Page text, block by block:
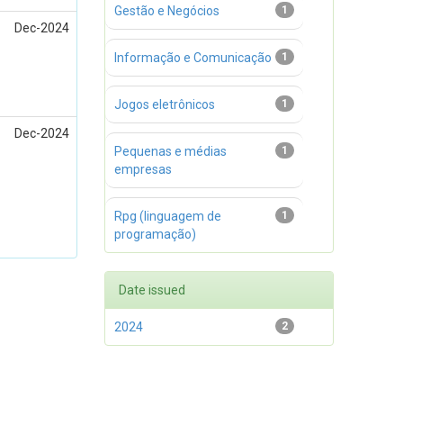
Dec-2024
Dec-2024
1
Gestão e Negócios
1
Informação e Comunicação
1
Jogos eletrônicos
1
Pequenas e médias
empresas
1
Rpg (linguagem de
programação)
Date issued
2
2024